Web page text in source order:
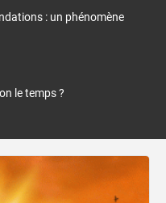
: un phénomène
le temps ?